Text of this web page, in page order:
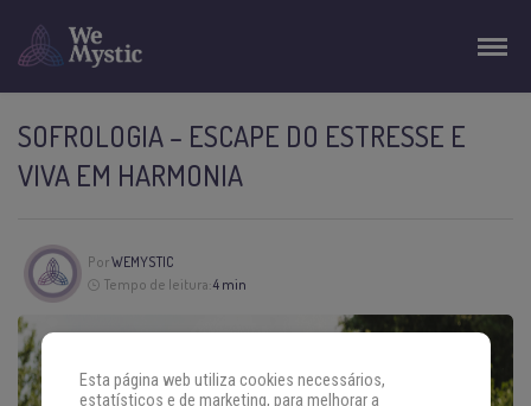
SOFROLOGIA – ESCAPE DO ESTRESSE E
VIVA EM HARMONIA
PorWEMYSTIC
Tempo de leitura:4 min
Esta página web utiliza cookies necessários,
estatísticos e de marketing, para melhorar a